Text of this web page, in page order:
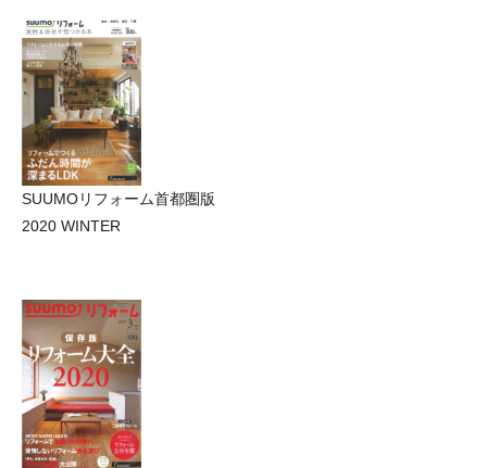
SUUMOリフォーム首都圏版
2020 WINTER